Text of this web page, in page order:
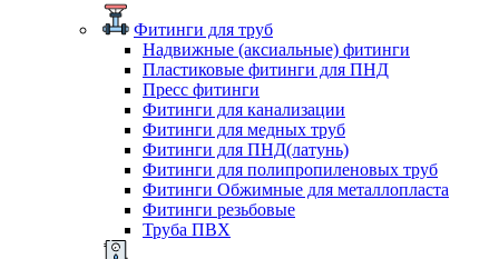
Фитинги для труб
Надвижные (аксиальные) фитинги
Пластиковые фитинги для ПНД
Пресс фитинги
Фитинги для канализации
Фитинги для медных труб
Фитинги для ПНД(латунь)
Фитинги для полипропиленовых труб
Фитинги Обжимные для металлопласта
Фитинги резьбовые
Труба ПВХ